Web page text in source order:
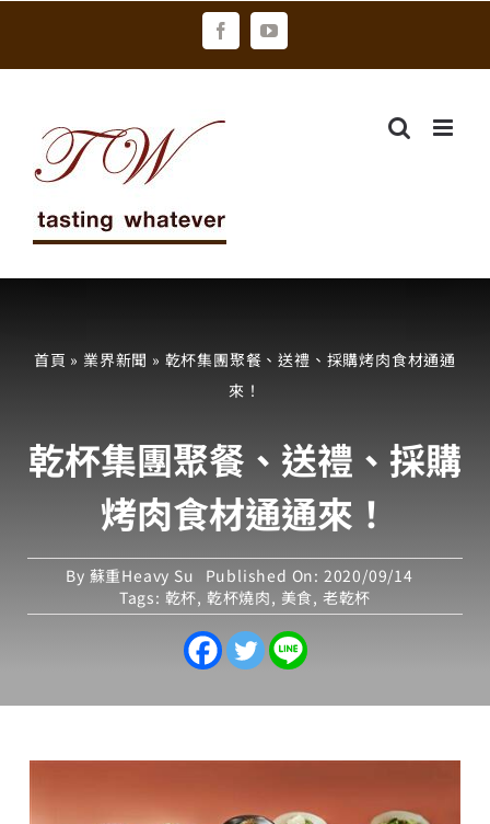
FacebookYouTube
首頁 » 業界新聞 » 乾杯集團聚餐、送禮、採購烤肉食材通通
來！
乾杯集團聚餐、送禮、採購
烤肉食材通通來！
By 蘇重Heavy Su
Published On: 2020/09/14
Tags: 乾杯, 乾杯燒肉, 美食, 老乾杯